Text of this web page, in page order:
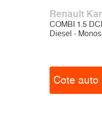
Renault
COMBI 1.5
Diesel -
Cote